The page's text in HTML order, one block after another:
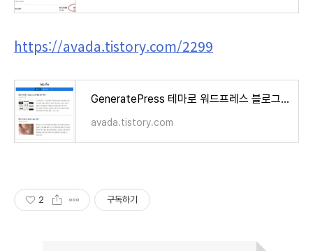
https://avada.tistory.com/2299
GeneratePress 테마로 워드프레스 블로그 세팅 예시 (How to Customize GP)
avada.tistory.com
2 구독하기